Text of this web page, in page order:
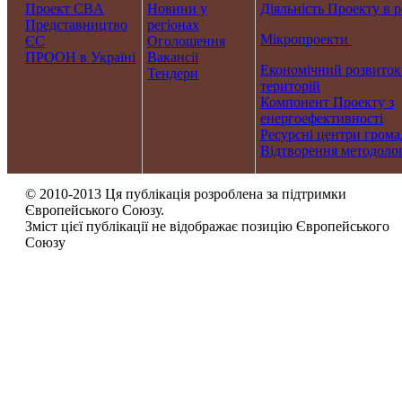
Проект CBA
Представництво
ЄС
ПРООН в Україні
Новини у
регіонах
Оголошення
Вакансії
Тендери
Діяльність Проекту в
Мікропроекти
Економічний розвиток
територій
Компонент Проекту з
енергоефективності
Ресурсні центри
Відтворення
© 2010-2013 Ця публікація розроблена за підтримки
Європейського Союзу.
Зміст цієї публікації не відображає позицію Європейського
Союзу